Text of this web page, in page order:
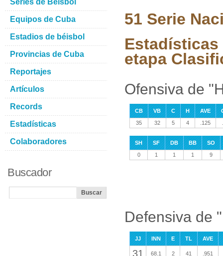
51 Serie
Estadísticas
etapa
Ofensiva de
CB VB C H AVE
35
32 5 4 .125
SH SF DB BB
SO
0
1 1 1 9
Defensiva de
JJ INN E TL AVE
31 68.1 2 41 .951
Series de Béisbol
Equipos de Cuba
Estadios de béisbol
Provincias de Cuba
Reportajes
Artículos
Records
Estadísticas
Colaboradores
Buscador